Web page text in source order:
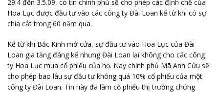
29.4 đến 3.5.09, có tin chính phủ sẽ cho phép các định chế của
Hoa Lục được đầu tư vào các công ty Đài Loan kể từ khi có sự
chia cắt trong 60 năm qua.
Kể từ khi Bắc Kinh mở cửa, sự đầu tư vào Hoa Lục của Đài
Loan gia tăng đáng kể nhưng Đài Loan lại không cho các công
ty Hoa Lục mua cổ phiếu của họ. Nay chính phủ Mã Anh Cửu sẽ
cho phép bao lâu sự đầu tư không quá 10% cổ phiếu của một
công ty Đài Loan. Tin này đã làm cổ phiếu thị trường chứng